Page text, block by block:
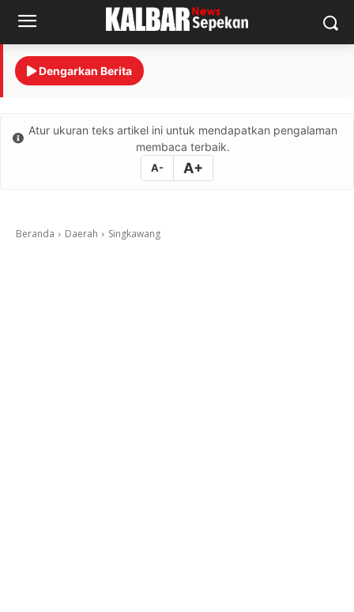
Dengarkan Berita
Atur ukuran teks artikel ini untuk mendapatkan pengalaman
membaca terbaik.
A- A+
Beranda Daerah Singkawang